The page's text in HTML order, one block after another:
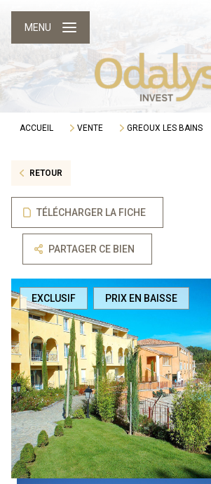
MENU
ACCUEIL VENTE GREOUX LES BAINS
RETOUR
TÉLÉCHARGER LA FICHE
PARTAGER CE BIEN
EXCLUSIF PRIX EN BAISSE